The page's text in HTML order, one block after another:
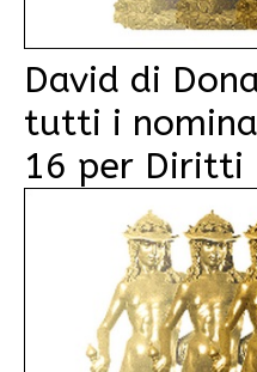
David di
tutti i
16 per Diritti